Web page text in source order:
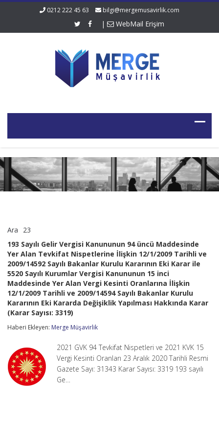
0212 222 45 63 bilgi@mergemusavirlik.com
| WebMail Erişim
Ara 23
Gelir
Vergisi
Kanununun
94
üncü
Maddesinde
Yer
Alan
Tevkifat
İlişkin
Tarihli
ve
2009/14592
Sayılı
Bakanlar
193 Sayılı Gelir Vergisi Kanununun 94 üncü Maddesinde
Yer Alan Tevkifat Nispetlerine İlişkin 12/1/2009 Tarihli ve
2009/14592 Sayılı Bakanlar Kurulu Kararının Eki Karar ile
5520 Sayılı Kurumlar Vergisi Kanununun 15 inci
Maddesinde Yer Alan Vergi Kesinti Oranlarına İlişkin
12/1/2009 Tarihli ve 2009/14594 Sayılı Bakanlar Kurulu
Kararının Eki Kararda Değişiklik Yapılması Hakkında Karar
(Karar Sayısı: 3319)
Haberi Ekleyen: Merge Müşavirlik
2021 GVK 94 Tevkifat Nispetleri ve 2021 KVK 15
Vergi Kesinti Oranları 23 Aralık 2020 Tarihli Resmi
Gazete Sayı: 31343 Karar Sayısı: 3319 193 sayılı
Ge…